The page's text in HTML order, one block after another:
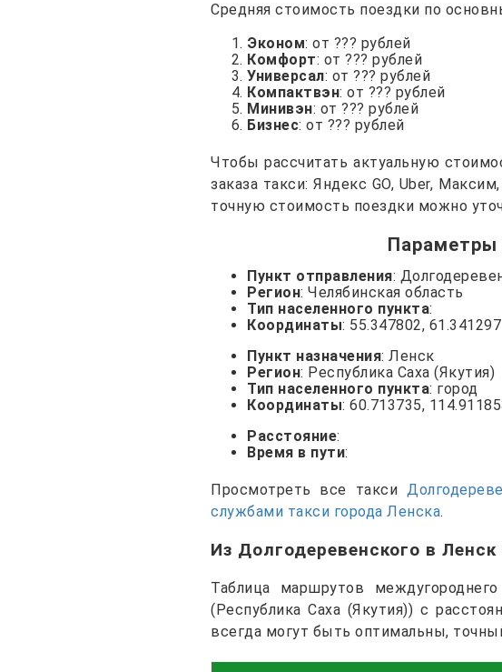
Средняя стоимость поездки по
Эконом: от ??? рублей
Комфорт: от ??? рублей
Универсал: от ??? рублей
Компактвэн: от ??? рублей
Минивэн: от ??? рублей
Бизнес: от ??? рублей
Чтобы рассчитать актуальную
заказа такси: Яндекс GO, Uber,
точную стоимость поездки можно
Параметры
Пункт отправления:
Регион: Челябинская область
Тип населенного пункта:
Координаты: 55.347802, 61.341297
Пункт назначения: Ленск
Регион: Республика Саха (Якутия)
Тип населенного пункта: город
Координаты: 60.713735,
Расстояние:
Время в пути:
Просмотреть все такси
службами такси города Ленска.
Из Долгодеревенского в Ленск
Таблица маршрутов
(Республика Саха (Якутия)) с
всегда могут быть оптимальны,